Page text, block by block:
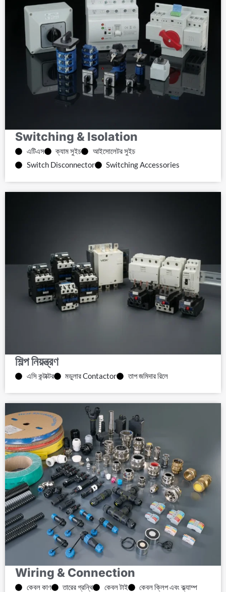
Switching & Isolation
এটিএস ক্যাম সুইচ
আইসোলেটর সুইচ
Switch Disconnector
Switching Accessories
শিল্প নিয়ন্ত্রণ
এসি কন্টাক্টর মডুলার Contactor তাপ জমিদার রিলে
Wiring & Connection
কেবল কাণ তারের গ্রন্থি কেবল টাই
কেবল ক্লিপ এবং ক্ল্যাম্প